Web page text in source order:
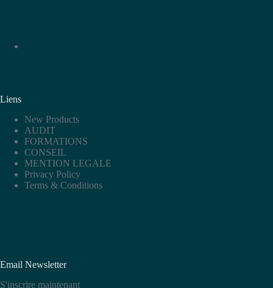
Liens
New Products
AUDIT
FORMATIONS
CONSEIL
MENTION LEGALE
Privacy Policy
Terms & Conditions
Email Newsletter
S'inscrire maintenant